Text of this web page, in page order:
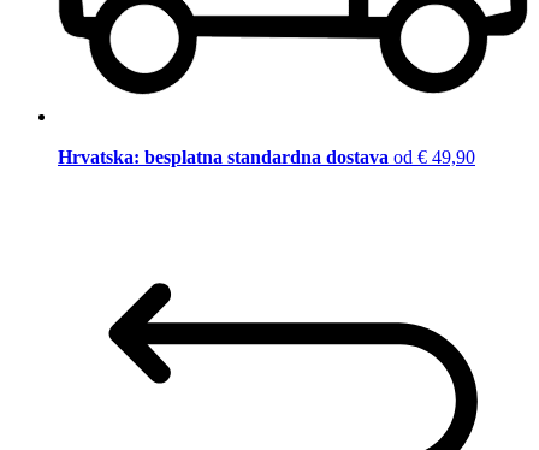
Hrvatska: besplatna standardna dostava od € 49,90